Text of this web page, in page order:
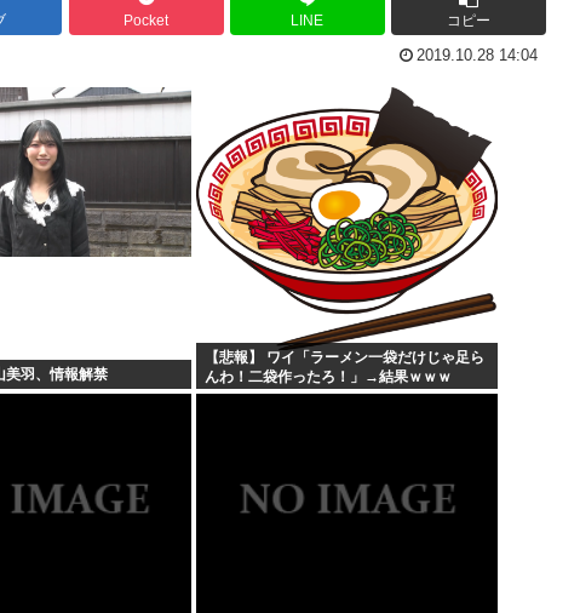
197c...
アレす...
いて統計を...
ジック...
たこと...
こうい...
男を逮...
今期アニメ、無職さよララ
日本さん食料自給率が過去
韓国、日本の新しい防衛白
トランプ大統領、イランと
海外の反応：韓国サッカー協
「作り込んである高尚アニ
トランプ「悪夢のオバマ政
ひなこのーと作者、顔と一
中国新聞「高市総理は非核
韓国人「現在の日本の沖縄
Pocket LINE コピー
2019.10.28 14:04
美羽、情報解禁
【悲報】 ワイ「ラーメン一袋だけじゃ足ら
んわ！二袋作ったろ！」→結果ｗｗｗ